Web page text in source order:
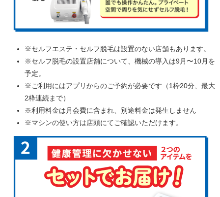
※セルフエステ・セルフ脱毛は設置のない店舗もあります。
※セルフ脱毛の設置店舗について、機械の導入は9月〜10月を
予定。
※ご利用にはアプリからのご予約が必要です（1枠20分、最大
2枠連続まで）
※利用料金は月会費に含まれ、別途料金は発生しません
※マシンの使い方は店頭にてご確認いただけます。